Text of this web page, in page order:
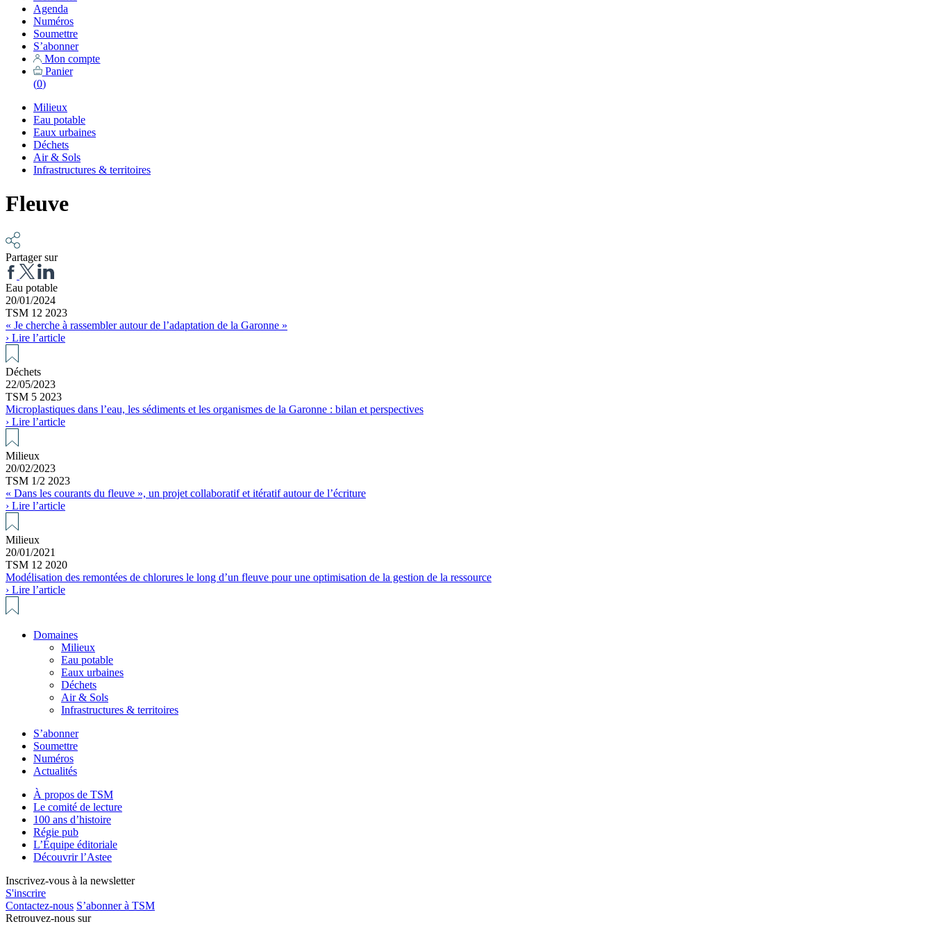
Agenda
Numéros
Soumettre
S’abonner
Mon compte
Panier
(0)
Milieux
Eau potable
Eaux urbaines
Déchets
Air & Sols
Infrastructures & territoires
Fleuve
Partager sur
Eau potable
20/01/2024
TSM 12 2023
« Je cherche à rassembler autour de l’adaptation de la Garonne »
› Lire l’article
Déchets
22/05/2023
TSM 5 2023
Microplastiques dans l’eau, les sédiments et les organismes de la Garonne : bilan et perspectives
› Lire l’article
Milieux
20/02/2023
TSM 1/2 2023
« Dans les courants du fleuve », un projet collaboratif et itératif autour de l’écriture
› Lire l’article
Milieux
20/01/2021
TSM 12 2020
Modélisation des remontées de chlorures le long d’un fleuve pour une optimisation de la gestion de la ressource
› Lire l’article
Domaines
Milieux
Eau potable
Eaux urbaines
Déchets
Air & Sols
Infrastructures & territoires
S’abonner
Soumettre
Numéros
Actualités
À propos de TSM
Le comité de lecture
100 ans d’histoire
Régie pub
L’Équipe éditoriale
Découvrir l’Astee
Inscrivez-vous à la newsletter
S'inscrire
Contactez-nous S’abonner à TSM
Retrouvez-nous sur